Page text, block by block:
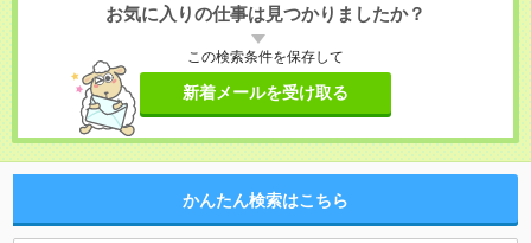
お気に入りの仕事は見つかりましたか？
この検索条件を保存して
新着メールを受け取る
かんたん検索はこちら